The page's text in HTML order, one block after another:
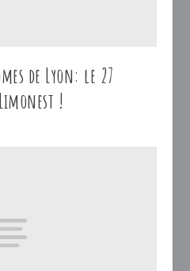
de Lyon: le 27
!